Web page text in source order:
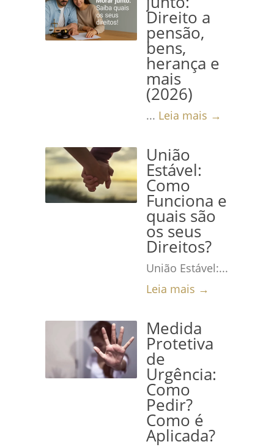
Direito a
pensão,
bens,
herança e
mais
(2026)
... Leia mais →
União
Estável:
Como
Funciona e
quais são
os seus
Direitos?
União Estável:...
Leia mais →
Medida
Protetiva
de
Urgência:
Como
Pedir?
Como é
Aplicada?